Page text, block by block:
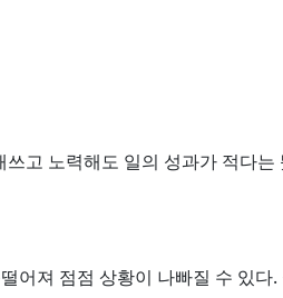
고 노력해도 일의 성과가 적다
져 점점 상황이 나빠질 수 있